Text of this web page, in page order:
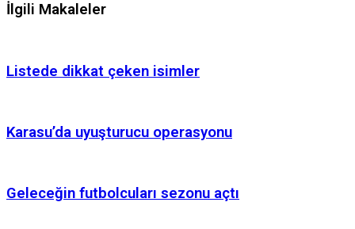
İlgili Makaleler
Listede dikkat çeken isimler
Karasu’da uyuşturucu operasyonu
Geleceğin futbolcuları sezonu açtı